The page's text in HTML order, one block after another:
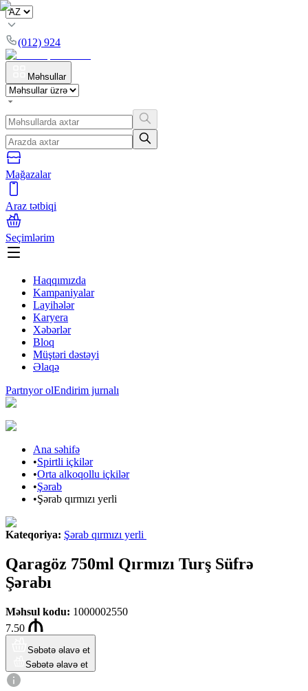
(012) 924
Məhsullar
Mağazalar
Araz tətbiqi
Seçimlərim
Haqqımızda
Kampaniyalar
Layihələr
Karyera
Xəbərlər
Bloq
Müştəri dəstəyi
Əlaqə
Partnyor olEndirim jurnalı
Ana səhifə
•Spirtli içkilər
•Orta alkoqollu içkilər
•Şərab
•Şərab qırmızı yerli
Kateqoriya: Şərab qırmızı yerli
Qaragöz 750ml Qırmızı Turş Süfrə
Şərabı
Məhsul kodu: 1000002550
7.50
Səbətə əlavə et
Səbətə əlavə et